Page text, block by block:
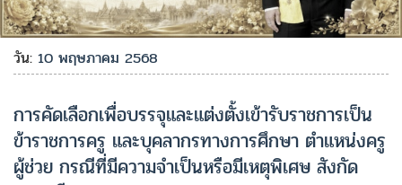
วัน:10 พฤษภาคม 2568
การคัดเลือกเพื่อบรรจุและแต่งตั้งเข้ารับราชการเป็น
ข้าราชการครู และบุคลากรทางการศึกษา ตำแหน่งครู
ผู้ช่วย กรณีที่มีความจำเป็นหรือมีเหตุพิเศษ สังกัด